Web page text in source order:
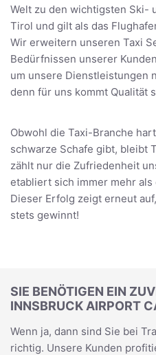
Welt zu den wichtigsten Ski-
Tirol und gilt als das
Wir erweitern unseren Taxi
Bedürfnissen unserer
um unsere Dienstleistungen
denn für uns kommt Qualität
Obwohl die Taxi-Branche
schwarze Schafe gibt, bleibt
zählt nur die Zufriedenheit
etabliert sich immer mehr
Dieser Erfolg zeigt erneut
stets gewinnt!
SIE BENÖTIGEN EIN
INNSBRUCK AIRPORT
Wenn ja, dann sind Sie bei
richtig. Unsere Kunden